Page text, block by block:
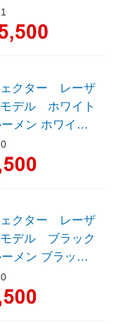
ェクター レーザ
デル ホワイト
ワイト
ェクター レーザ
デル ブラック
ラック